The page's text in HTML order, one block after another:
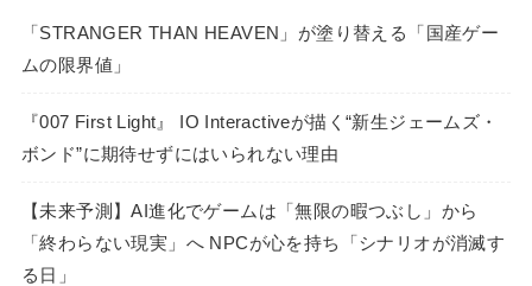
「STRANGER THAN HEAVEN」が塗り替える「国産ゲー
ムの限界値」
『007 First Light』 IO Interactiveが描く“新生ジェームズ・
ボンド”に期待せずにはいられない理由
【未来予測】AI進化でゲームは「無限の暇つぶし」から
「終わらない現実」へ NPCが心を持ち「シナリオが消滅す
る日」